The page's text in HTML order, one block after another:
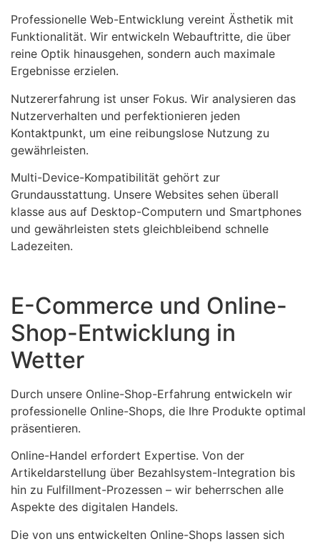
Professionelle Web-Entwicklung vereint Ästhetik mit
Funktionalität. Wir entwickeln Webauftritte, die über
reine Optik hinausgehen, sondern auch maximale
Ergebnisse erzielen.
Nutzererfahrung ist unser Fokus. Wir analysieren das
Nutzerverhalten und perfektionieren jeden
Kontaktpunkt, um eine reibungslose Nutzung zu
gewährleisten.
Multi-Device-Kompatibilität gehört zur
Grundausstattung. Unsere Websites sehen überall
klasse aus auf Desktop-Computern und Smartphones
und gewährleisten stets gleichbleibend schnelle
Ladezeiten.
E-Commerce und Online-
Shop-Entwicklung in
Wetter
Durch unsere Online-Shop-Erfahrung entwickeln wir
professionelle Online-Shops, die Ihre Produkte optimal
präsentieren.
Online-Handel erfordert Expertise. Von der
Artikeldarstellung über Bezahlsystem-Integration bis
hin zu Fulfillment-Prozessen – wir beherrschen alle
Aspekte des digitalen Handels.
Die von uns entwickelten Online-Shops lassen sich